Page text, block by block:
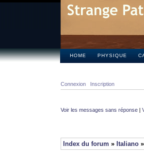
HOME PHYSIQUE
Connexion Inscription
Voir les messages sans réponse |
Index du forum » Italiano »